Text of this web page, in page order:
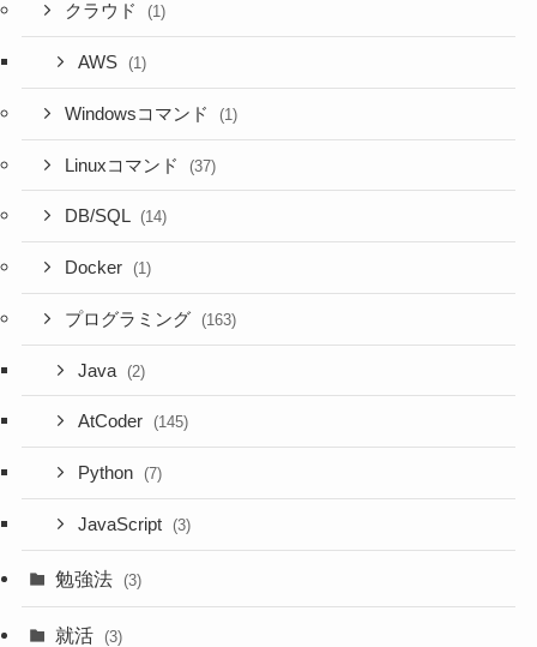
クラウド (1)
AWS (1)
Windowsコマンド (1)
Linuxコマンド (37)
DB/SQL (14)
Docker (1)
プログラミング (163)
Java (2)
AtCoder (145)
Python (7)
JavaScript (3)
勉強法 (3)
就活 (3)